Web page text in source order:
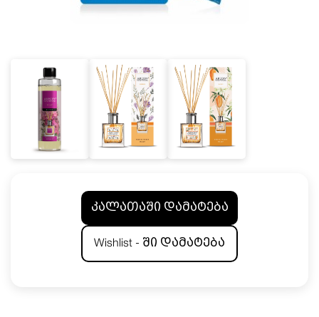
კალათაში დამატება
Wishlist - ში დამატება